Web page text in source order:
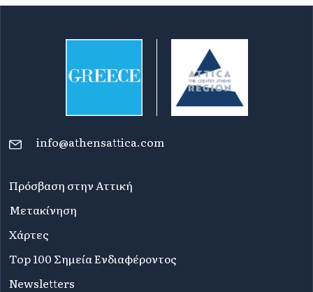
info@athensattica.com
Πρόσβαση στην Αττική
Μετακίνηση
Χάρτες
Top 100 Σημεία Ενδιαφέροντος
Newsletters